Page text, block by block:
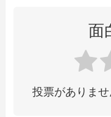
面
投票がありま